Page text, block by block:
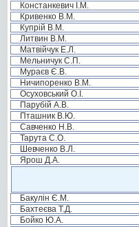
Констанкевич І.М.
Кривенко В.М.
Купрій В.М.
Литвин В.М.
Матвійчук Е.Л.
Мельничук С.П.
Мураєв Є.В.
Ничипоренко В.М.
Осуховський О.І.
Парубій А.В.
Пташник В.Ю.
Савченко Н.В.
Тарута С.О.
Шевченко В.Л.
Ярош Д.А.
Бакулін Є.М.
Бахтеєва Т.Д.
Бойко Ю.А.